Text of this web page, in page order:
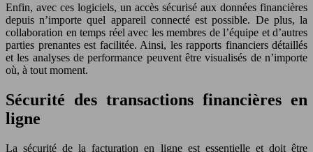
Enfin, avec ces logiciels, un accès sécurisé aux données financières
depuis n’importe quel appareil connecté est possible. De plus, la
collaboration en temps réel avec les membres de l’équipe et d’autres
parties prenantes est facilitée. Ainsi, les rapports financiers détaillés
et les analyses de performance peuvent être visualisés de n’importe
où, à tout moment.
Sécurité des transactions financières en
ligne
La sécurité de la facturation en ligne est essentielle et doit être